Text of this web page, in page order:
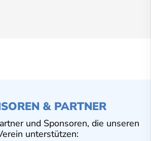
& PARTNER
und Sponsoren, die unseren
unterstützen: